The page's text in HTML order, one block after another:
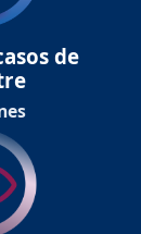
de